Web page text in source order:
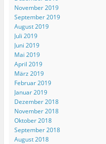
November 2019
September 2019
August 2019
Juli 2019
Juni 2019
Mai 2019
April 2019
März 2019
Februar 2019
Januar 2019
Dezember 2018
November 2018
Oktober 2018
September 2018
August 2018